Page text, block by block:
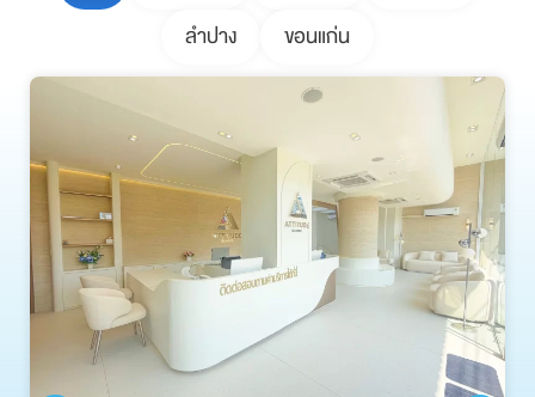
ลำปาง
ขอนแก่น